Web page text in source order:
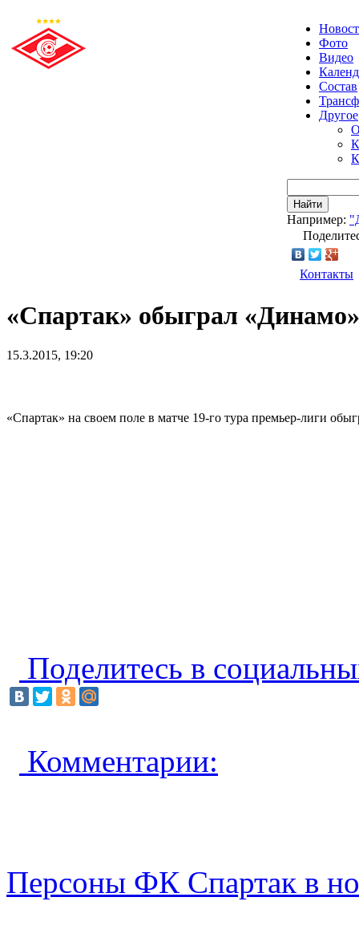
Фото
Видео
Состав
Другое
Найти
Например:
Контакты
«Спартак» обыграл
15.3.2015, 19:20
«Спартак» на своем поле в матче 19-го тура премьер-лиги
Поделитесь в
Комментарии:
Персоны ФК Спартак в